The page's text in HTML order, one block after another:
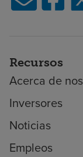
Recursos
Acerca de
Inversores
Noticias
Empleos